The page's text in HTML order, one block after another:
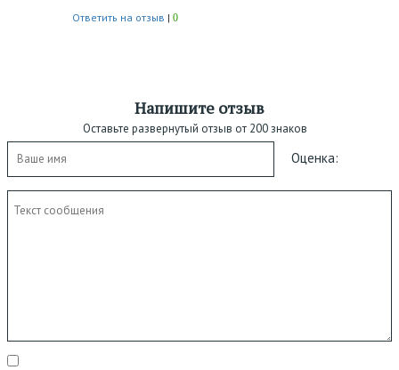
Ответить на отзыв |0
Напишите отзыв
Оставьте развернутый отзыв от 200 знаков
Оценка: